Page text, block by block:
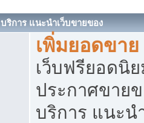
บริการ แนะนำเว็บขายของ
เพิ่มยอดขา
เว็บฟรียอดนิ
ประกาศขาย
บริการ แนะน